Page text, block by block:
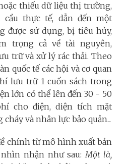
thiếu dữ liệu thị trường,
thực tế, dẫn đến một
được sử dụng, bị tiêu hủy,
trọng cả về tài nguyên,
trữ và xử lý rác thải. Theo
quốc tế các hội và cơ quan
lưu trữ 1 cuốn sách trong
lớn có thể lên đến 30 - 50
cho điện, diện tích mặt
và nhân lực bảo quản...
chính từ mô hình xuất bản
nhận như sau:Một là,